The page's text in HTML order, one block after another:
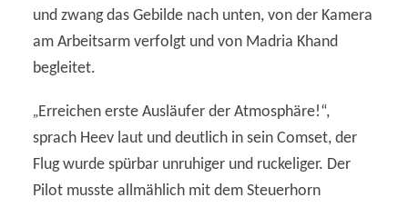
und zwang das Gebilde nach unten, von der Kamera
am Arbeitsarm verfolgt und von Madria Khand
begleitet.
„Erreichen erste Ausläufer der Atmosphäre!“,
sprach Heev laut und deutlich in sein Comset, der
Flug wurde spürbar unruhiger und ruckeliger. Der
Pilot musste allmählich mit dem Steuerhorn